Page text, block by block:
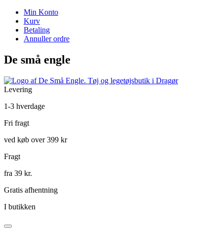
Min Konto
Kurv
Betaling
Annuller ordre
De små engle
Levering
1-3 hverdage
Fri fragt
ved køb over 399 kr
Fragt
fra 39 kr.
Gratis afhentning
I butikken